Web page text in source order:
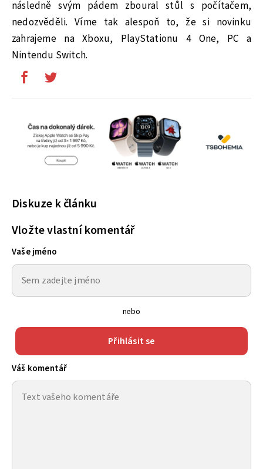
následně svým pádem zboural stůl s počítačem,
nedozvěděli. Víme tak alespoň to, že si novinku
zahrajeme na Xboxu, PlayStationu 4 One, PC a
Nintendu Switch.
Diskuze k článku
Vložte vlastní komentář
Vaše jméno
nebo
Přihlásit se
Váš komentář